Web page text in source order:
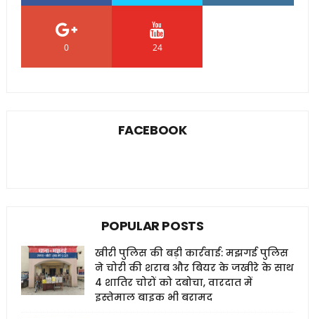
0 24
FACEBOOK
POPULAR POSTS
खीरी पुलिस की बड़ी कार्रवाई: मझगई पुलिस
ने चोरी की शराब और बियर के जखीरे के साथ
4 शातिर चोरों को दबोचा, वारदात में
इस्तेमाल बाइक भी बरामद